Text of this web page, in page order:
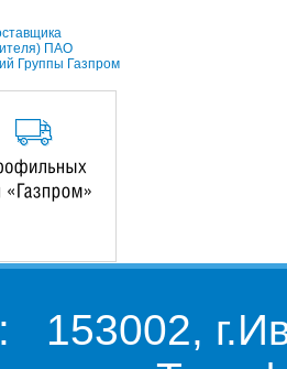
ПАО
Группы Газпром
153002,